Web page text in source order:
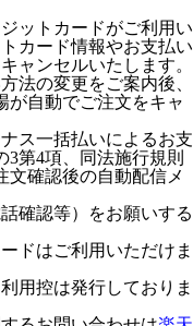
ットカードがご利用い
カード情報やお支払い
ャンセルいたします。
法の変更をご案内後、
が自動でご注文をキャ
ス一括払いによるお支
第4項、同法施行規則
文確認後の自動配信メ
確認等）をお願いする
ドはご利用いただけま
用控は発行しておりま